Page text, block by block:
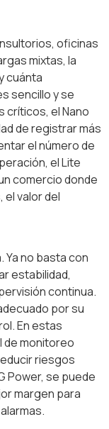
oficinas
mixtas, la
cuánta
sencillo y se
críticos, el Nano
de registrar más
el número de
el Lite
comercio donde
el valor del
Ya no basta con
estabilidad,
continua.
por su
En estas
de monitoreo
riesgos
Power, se puede
margen para